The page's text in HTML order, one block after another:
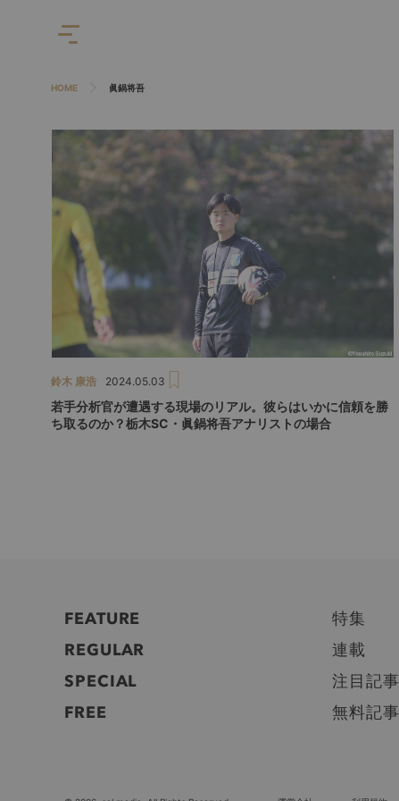
HOME 眞鍋将吾
鈴木 康浩 2024.05.03
若手分析官が遭遇する現場のリアル。彼らはいかに信頼を勝
ち取るのか？栃木SC・眞鍋将吾アナリストの場合
FEATURE
特集
REGULAR
連載
SPECIAL
注目記事
FREE
無料記事